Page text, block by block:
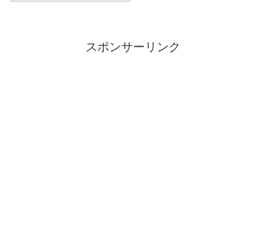
スポンサーリンク